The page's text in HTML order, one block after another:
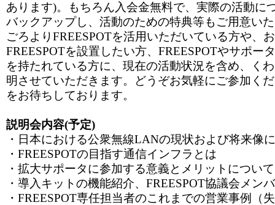
あります)。もちろん入会金無料で、実際の活動に
バックアップし、活動のための特典等もご用意い
ごろよりFREESPOTを活用いただいている方や、
FREESPOTを設置したい方、FREESPOTやサポー
を持たれている方に、現在の活動状況を含め、く
明させていただきます。どうぞお気軽にご参加く
をお待ちしております。
説明会内容(予定)
・日本における公衆無線LANの現状および将来像
・FREESPOTの目指す通信インフラとは
・拡大サポータに参加する意義とメリットについて
・導入キットの機能紹介、FREESPOT協議会メン
・FREESPOT専任担当者のこれまでの営業事例（